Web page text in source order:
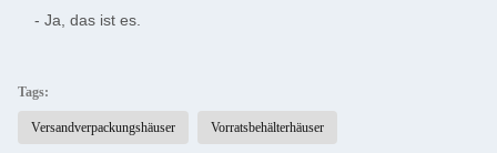
- Ja, das ist es.
Tags:
Versandverpackungshäuser Vorratsbehälterhäuser